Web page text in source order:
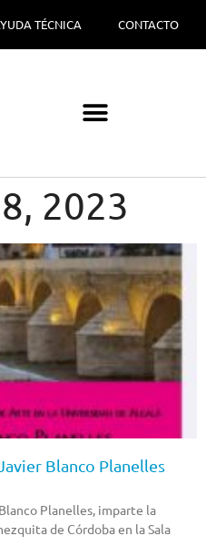
TÉCNICA CONTACTO
2023
Blanco Planelles
Planelles, imparte la
de Córdoba en la Sala